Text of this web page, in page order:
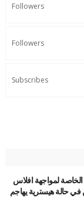
Followers
Followers
Subscribes
لمواجهة افلاس
حالة هيسترية يهاجم